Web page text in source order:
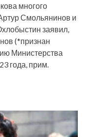
многого
Смольянинов и
заявил,
(*признан
Министерства
года, прим.